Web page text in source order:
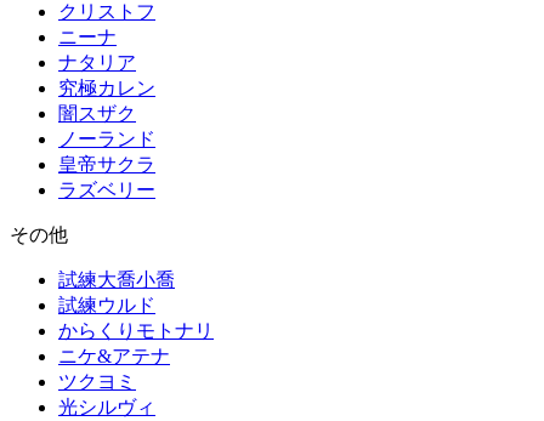
クリストフ
ニーナ
ナタリア
究極カレン
闇スザク
ノーランド
皇帝サクラ
ラズベリー
その他
試練大喬小喬
試練ウルド
からくりモトナリ
ニケ&アテナ
ツクヨミ
光シルヴィ